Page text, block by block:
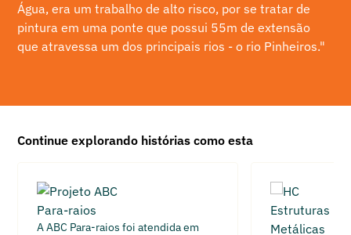
Água, era um trabalho de alto risco, por se tratar de
pintura em uma ponte que possui 55m de extensão
que atravessa um dos principais rios - o rio Pinheiros."
Continue explorando histórias como esta
A ABC Para-raios foi atendida em